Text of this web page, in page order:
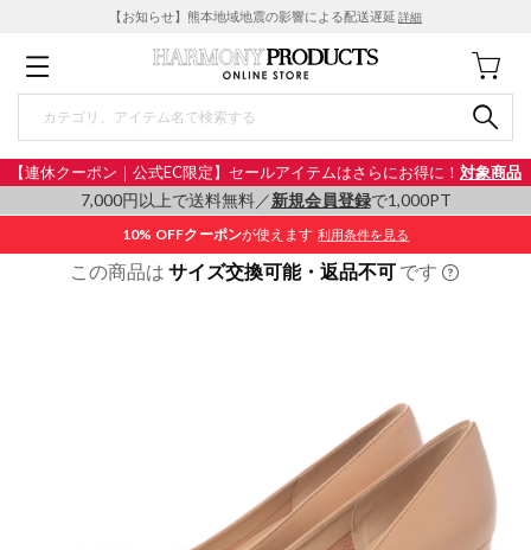
【お知らせ】熊本地域地震の影響による配送遅延 詳細
【連休クーポン｜公式EC限定】セールアイテムはさらにお得に！ 対象商品
7,000円以上で送料無料／新規会員登録で1,000PT
10% OFFクーポンが使えます 利用条件を見る
この商品は サイズ交換可能・返品不可 です